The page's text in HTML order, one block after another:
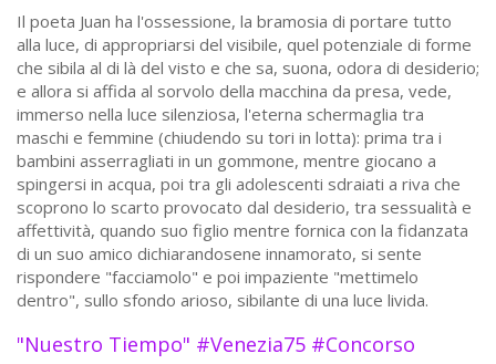
Il poeta Juan ha l'ossessione, la bramosia di portare tutto
alla luce, di appropriarsi del visibile, quel potenziale di forme
che sibila al di là del visto e che sa, suona, odora di desiderio;
e allora si affida al sorvolo della macchina da presa, vede,
immerso nella luce silenziosa, l'eterna schermaglia tra
maschi e femmine (chiudendo su tori in lotta): prima tra i
bambini asserragliati in un gommone, mentre giocano a
spingersi in acqua, poi tra gli adolescenti sdraiati a riva che
scoprono lo scarto provocato dal desiderio, tra sessualità e
affettività, quando suo figlio mentre fornica con la fidanzata
di un suo amico dichiarandosene innamorato, si sente
rispondere "facciamolo" e poi impaziente "mettimelo
dentro", sullo sfondo arioso, sibilante di una luce livida.
"Nuestro Tiempo" #Venezia75 #Concorso